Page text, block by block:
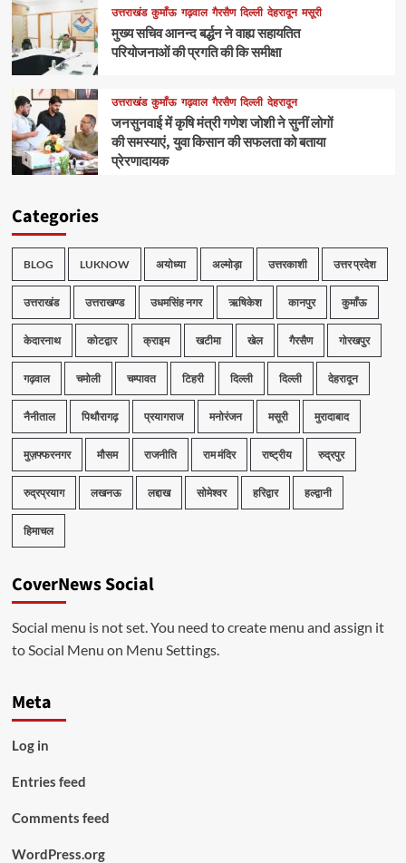
उत्तराखंड कुमाँऊ गढ़वाल गैरसैण दिल्ली देहरादून मसूरी
मुख्य सचिव आनन्द बर्द्धन ने वाह्य सहायतित
परियोजनाओं की प्रगति की कि समीक्षा
उत्तराखंड कुमाँऊ गढ़वाल गैरसैण दिल्ली देहरादून
जनसुनवाई में कृषि मंत्री गणेश जोशी ने सुनीं लोगों
की समस्याएं, युवा किसान की सफलता को बताया
प्रेरणादायक
Categories
BLOG LUKNOW अयोध्या अल्मोड़ा उत्तरकाशी उत्तर प्रदेश
उत्तराखंड उत्तराखण्ड उधमसिंह नगर ऋषिकेश कानपुर कुमाँऊ
केदारनाथ कोटद्वार क्राइम खटीमा खेल गैरसैण गोरखपुर
गढ़वाल चमोली चम्पावत टिहरी दिल्ली दिल्ली देहरादून
नैनीताल पिथौरागढ़ प्रयागराज मनोरंजन मसूरी मुरादाबाद
मुज़फ्फरनगर मौसम राजनीति राम मंदिर राष्ट्रीय रुद्रपुर
रुद्रप्रयाग लखनऊ लद्दाख सोमेश्वर हरिद्वार हल्द्वानी
हिमाचल
CoverNews Social
Social menu is not set. You need to create menu and assign it
to Social Menu on Menu Settings.
Meta
Log in
Entries feed
Comments feed
WordPress.org